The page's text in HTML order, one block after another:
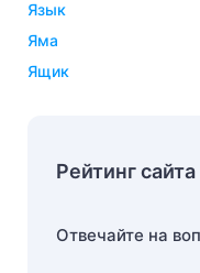
язык
яма
ящик
Рейтинг сайта
Отвечайте на